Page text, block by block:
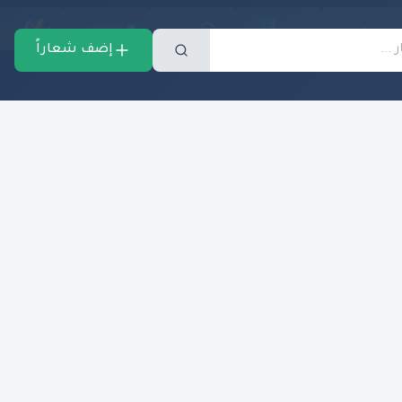
إضف شعاراً